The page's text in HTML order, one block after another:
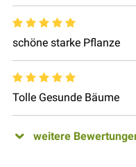
schöne starke Pflanze
Tolle Gesunde Bäume
weitere